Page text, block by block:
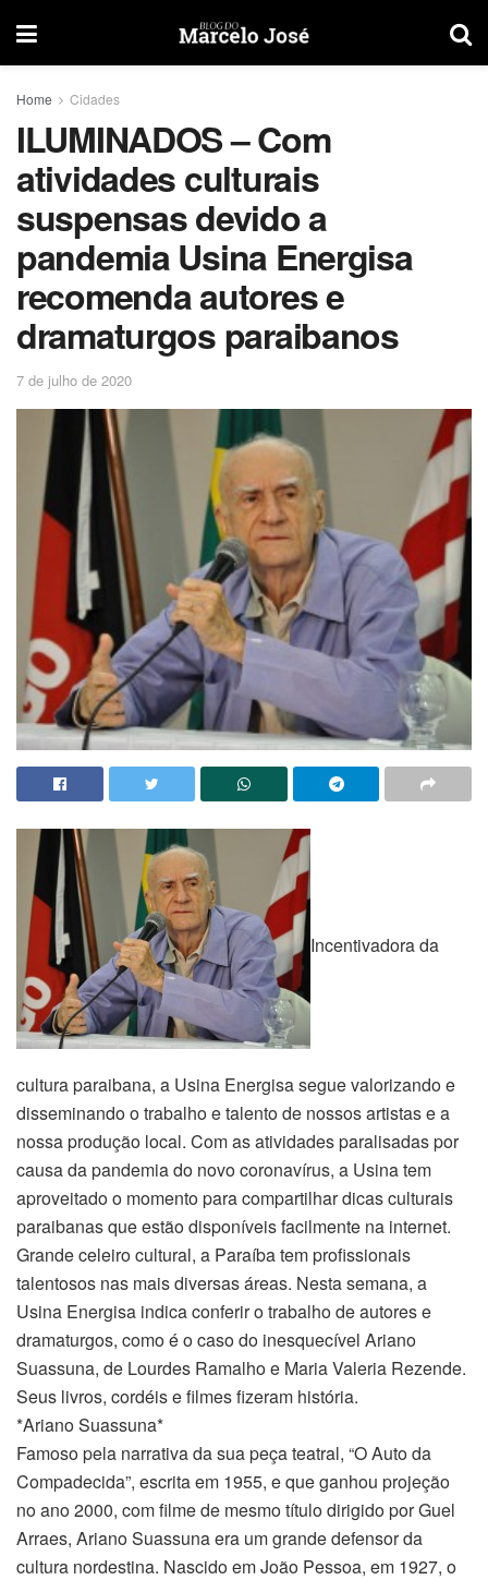
Home Cidades
ILUMINADOS – Com
atividades culturais
suspensas devido a
pandemia Usina Energisa
recomenda autores e
dramaturgos paraibanos
7 de julho de 2020
Incentivadora da
cultura paraibana, a Usina Energisa segue valorizando e
disseminando o trabalho e talento de nossos artistas e a
nossa produção local. Com as atividades paralisadas por
causa da pandemia do novo coronavírus, a Usina tem
aproveitado o momento para compartilhar dicas culturais
paraibanas que estão disponíveis facilmente na internet.
Grande celeiro cultural, a Paraíba tem profissionais
talentosos nas mais diversas áreas. Nesta semana, a
Usina Energisa indica conferir o trabalho de autores e
dramaturgos, como é o caso do inesquecível Ariano
Suassuna, de Lourdes Ramalho e Maria Valeria Rezende.
Seus livros, cordéis e filmes fizeram história.
*Ariano Suassuna*
Famoso pela narrativa da sua peça teatral, “O Auto da
Compadecida”, escrita em 1955, e que ganhou projeção
no ano 2000, com filme de mesmo título dirigido por Guel
Arraes, Ariano Suassuna era um grande defensor da
cultura nordestina. Nascido em João Pessoa, em 1927, o